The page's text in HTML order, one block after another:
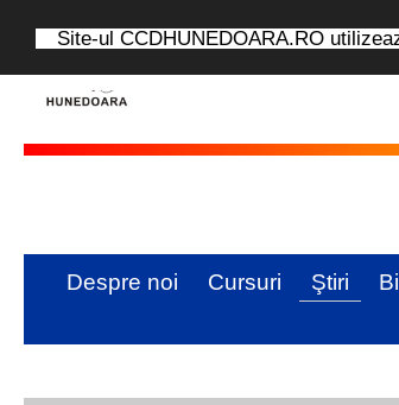
Site-ul CCDHUNEDOARA.RO
Despre noi Cursuri Ştiri